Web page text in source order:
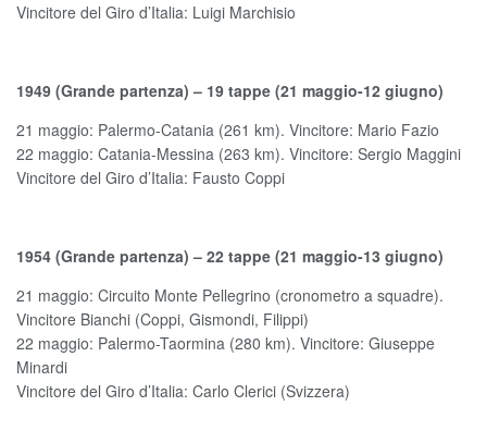
Vincitore del Giro d’Italia: Luigi Marchisio
1949 (Grande partenza) – 19 tappe (21 maggio-12 giugno)
21 maggio: Palermo-Catania (261 km). Vincitore: Mario Fazio
22 maggio: Catania-Messina (263 km). Vincitore: Sergio Maggini
Vincitore del Giro d’Italia: Fausto Coppi
1954 (Grande partenza) – 22 tappe (21 maggio-13 giugno)
21 maggio: Circuito Monte Pellegrino (cronometro a squadre).
Vincitore Bianchi (Coppi, Gismondi, Filippi)
22 maggio: Palermo-Taormina (280 km). Vincitore: Giuseppe
Minardi
Vincitore del Giro d’Italia: Carlo Clerici (Svizzera)